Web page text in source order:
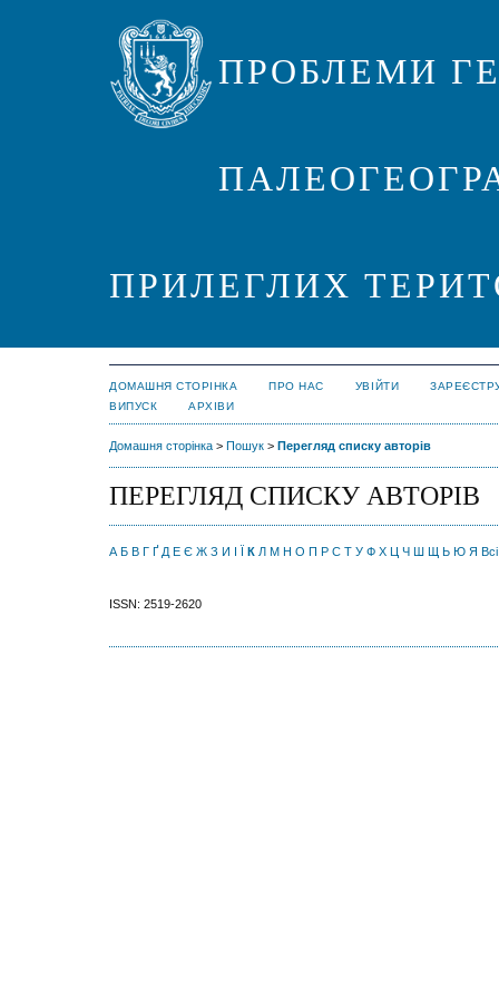
ПРОБЛЕМИ
ПРИЛЕГЛИХ
ДОМАШНЯ СТОРІНКА ПРО НАС УВІЙТИ
ВИПУСК
АРХІВИ
Домашня сторінка > Пошук > Перегляд списку авторів
ПЕРЕГЛЯД СПИСКУ АВТОРІВ
А Б В Г Ґ Д Е Є Ж З И І Ї К Л М Н О П Р С Т У Ф Х Ц Ч Ш Щ Ь Ю Я Всі
ISSN: 2519-2620